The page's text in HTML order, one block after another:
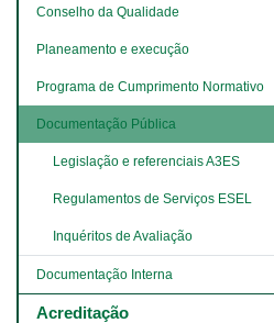
Conselho da Qualidade
Planeamento e execução
Programa de Cumprimento Normativo
Documentação Pública
Legislação e referenciais A3ES
Regulamentos de Serviços ESEL
Inquéritos de Avaliação
Documentação Interna
Acreditação